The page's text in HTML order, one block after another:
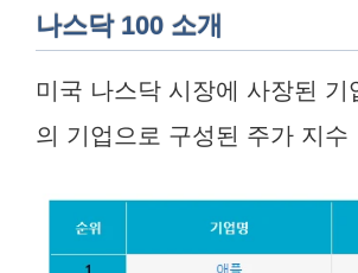
나스닥 100 소개
미국 나스닥 시장에 사장된 기
의 기업으로 구성된 주가 지수